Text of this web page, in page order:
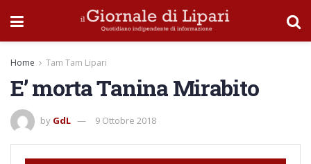
Home Tam Tam Lipari
E’ morta Tanina Mirabito
by GdL 9 Ottobre 2018